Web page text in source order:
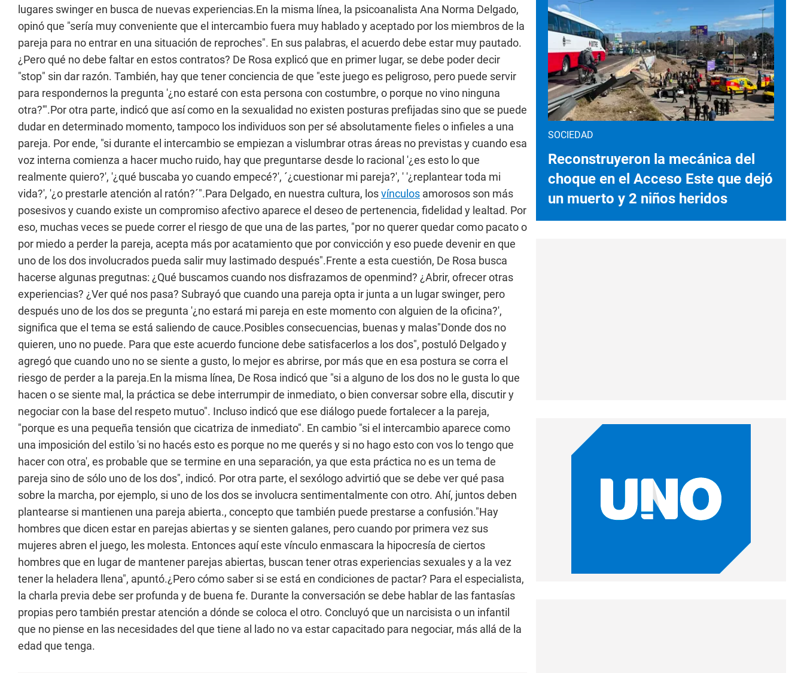
lugares swinger en busca de nuevas experiencias.En la misma línea, la psicoanalista Ana Norma Delgado,
opinó que "sería muy conveniente que el intercambio fuera muy hablado y aceptado por los miembros de la
pareja para no entrar en una situación de reproches". En sus palabras, el acuerdo debe estar muy pautado.
¿Pero qué no debe faltar en estos contratos? De Rosa explicó que en primer lugar, se debe poder decir
"stop" sin dar razón. También, hay que tener conciencia de que "este juego es peligroso, pero puede servir
para respondernos la pregunta '¿no estaré con esta persona con costumbre, o porque no vino ninguna
otra?'".Por otra parte, indicó que así como en la sexualidad no existen posturas prefijadas sino que se puede
dudar en determinado momento, tampoco los individuos son per sé absolutamente fieles o infieles a una
pareja. Por ende, "si durante el intercambio se empiezan a vislumbrar otras áreas no previstas y cuando esa
voz interna comienza a hacer mucho ruido, hay que preguntarse desde lo racional '¿es esto lo que
realmente quiero?', '¿qué buscaba yo cuando empecé?', ´¿cuestionar mi pareja?', ' '¿replantear toda mi
vida?', '¿o prestarle atención al ratón?´".Para Delgado, en nuestra cultura, losvínculos amorosos son más
posesivos y cuando existe un compromiso afectivo aparece el deseo de pertenencia, fidelidad y lealtad. Por
eso, muchas veces se puede correr el riesgo de que una de las partes, "por no querer quedar como pacato o
por miedo a perder la pareja, acepta más por acatamiento que por convicción y eso puede devenir en que
uno de los dos involucrados pueda salir muy lastimado después".Frente a esta cuestión, De Rosa busca
hacerse algunas pregutnas: ¿Qué buscamos cuando nos disfrazamos de openmind? ¿Abrir, ofrecer otras
experiencias? ¿Ver qué nos pasa? Subrayó que cuando una pareja opta ir junta a un lugar swinger, pero
después uno de los dos se pregunta '¿no estará mi pareja en este momento con alguien de la oficina?',
significa que el tema se está saliendo de cauce.Posibles consecuencias, buenas y malas"Donde dos no
quieren, uno no puede. Para que este acuerdo funcione debe satisfacerlos a los dos", postuló Delgado y
agregó que cuando uno no se siente a gusto, lo mejor es abrirse, por más que en esa postura se corra el
riesgo de perder a la pareja.En la misma línea, De Rosa indicó que "si a alguno de los dos no le gusta lo que
hacen o se siente mal, la práctica se debe interrumpir de inmediato, o bien conversar sobre ella, discutir y
negociar con la base del respeto mutuo". Incluso indicó que ese diálogo puede fortalecer a la pareja,
"porque es una pequeña tensión que cicatriza de inmediato". En cambio "si el intercambio aparece como
una imposición del estilo 'si no hacés esto es porque no me querés y si no hago esto con vos lo tengo que
hacer con otra', es probable que se termine en una separación, ya que esta práctica no es un tema de
pareja sino de sólo uno de los dos", indicó. Por otra parte, el sexólogo advirtió que se debe ver qué pasa
sobre la marcha, por ejemplo, si uno de los dos se involucra sentimentalmente con otro. Ahí, juntos deben
plantearse si mantienen una pareja abierta., concepto que también puede prestarse a confusión."Hay
hombres que dicen estar en parejas abiertas y se sienten galanes, pero cuando por primera vez sus
mujeres abren el juego, les molesta. Entonces aquí este vínculo enmascara la hipocresía de ciertos
hombres que en lugar de mantener parejas abiertas, buscan tener otras experiencias sexuales y a la vez
tener la heladera llena", apuntó.¿Pero cómo saber si se está en condiciones de pactar? Para el especialista,
la charla previa debe ser profunda y de buena fe. Durante la conversación se debe hablar de las fantasías
propias pero también prestar atención a dónde se coloca el otro. Concluyó que un narcisista o un infantil
que no piense en las necesidades del que tiene al lado no va estar capacitado para negociar, más allá de la
edad que tenga.
SOCIEDAD
Reconstruyeron la mecánica del
choque en el Acceso Este que dejó
un muerto y 2 niños heridos